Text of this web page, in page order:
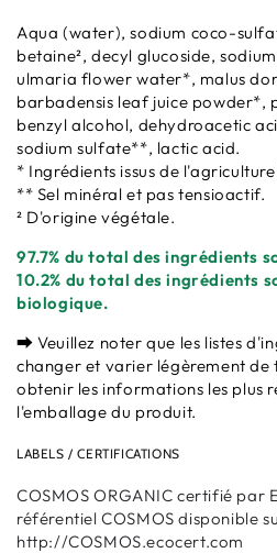
Aqua (water), sodium coco-
betaine², decyl glucoside,
ulmaria flower water*, malus
barbadensis leaf juice powder*,
benzyl alcohol, dehydroacetic
sodium sulfate**, lactic acid.
* Ingrédients issus de
** Sel minéral et pas tensioactif.
² D'origine végétale.
97.7% du total des ingrédients
10.2% du total des ingrédients
biologique.
⮕ Veuillez noter que les listes
changer et varier légèrement de
obtenir les informations les plus
l'emballage du produit.
LABELS / CERTIFICATIONS
COSMOS ORGANIC certifié par
référentiel COSMOS disponible
http://COSMOS.ecocert.com